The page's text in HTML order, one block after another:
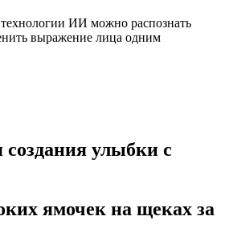
ИИ можно распознать
выражение лица одним
улыбки с
ямочек на щеках за